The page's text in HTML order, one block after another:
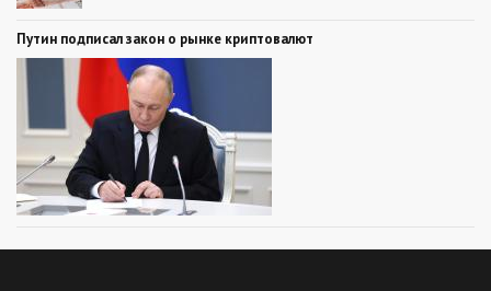
Путин подписал закон о рынке криптовалют